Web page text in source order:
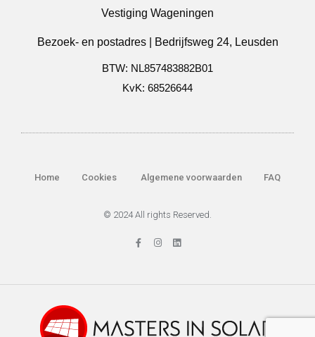
Vestiging Wageningen
Bezoek- en postadres | Bedrijfsweg 24, Leusden
BTW: NL857483882B01
KvK: 68526644
Home Cookies Algemene voorwaarden FAQ
© 2024 All rights Reserved.